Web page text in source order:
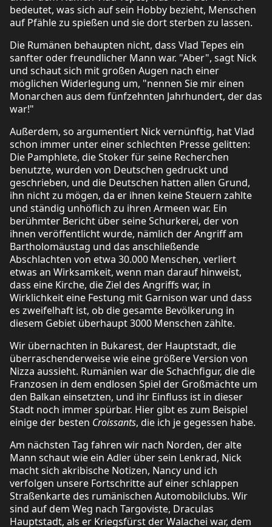
bedeutet, was sich auf sein Hobby bezieht, Menschen
auf Pfähle zu spießen und sie dort sterben zu lassen.
Die Rumänen behaupten nicht, dass Vlad Tepes ein
sanfter oder freundlicher Mann war. "Aber", sagt Nick
und schaut sich mit großen Augen nach einer
möglichen Widerlegung um, "nennen Sie mir einen
Monarchen aus dem fünfzehnten Jahrhundert, der das
war!"
Außerdem, so argumentiert Nick vernünftig, hat Vlad
schon immer unter einer schlechten Presse gelitten:
Die Pamphlete, die Stoker für seine Recherchen
benutzte, wurden von Deutschen gedruckt und
geschrieben, und die Deutschen hatten allen Grund,
ihn nicht zu mögen, da er ihnen keine Steuern zahlte
und ständig unhöflich zu ihren Armeen war. Ein
berühmter Bericht über seine Schurkerei, der von
ihnen veröffentlicht wurde, nämlich der Angriff am
Bartholomäustag und das anschließende
Abschlachten von etwa 30.000 Menschen, verliert
etwas an Wirksamkeit, wenn man darauf hinweist,
dass eine Kirche, die Ziel des Angriffs war, in
Wirklichkeit eine Festung mit Garnison war und dass
es zweifelhaft ist, ob die gesamte Bevölkerung in
diesem Gebiet überhaupt 3000 Menschen zählte.
Wir übernachten in Bukarest, der Hauptstadt, die
überraschenderweise wie eine größere Version von
Nizza aussieht. Rumänien war die Schachfigur, die die
Franzosen in dem endlosen Spiel der Großmächte um
den Balkan einsetzten, und ihr Einfluss ist in dieser
Stadt noch immer spürbar. Hier gibt es zum Beispiel
einige der besten Croissants, die ich je gegessen habe.
Am nächsten Tag fahren wir nach Norden, der alte
Mann schaut wie ein Adler über sein Lenkrad, Nick
macht sich akribische Notizen, Nancy und ich
verfolgen unsere Fortschritte auf einer schlappen
Straßenkarte des rumänischen Automobilclubs. Wir
sind auf dem Weg nach Targoviste, Draculas
Hauptstadt, als er Kriegsfürst der Walachei war, dem